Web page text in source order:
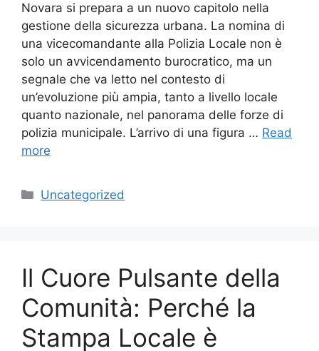
Novara si prepara a un nuovo capitolo nella
gestione della sicurezza urbana. La nomina di
una vicecomandante alla Polizia Locale non è
solo un avvicendamento burocratico, ma un
segnale che va letto nel contesto di
un’evoluzione più ampia, tanto a livello locale
quanto nazionale, nel panorama delle forze di
polizia municipale. L’arrivo di una figura … Read
more
Categories
Uncategorized
Il Cuore Pulsante della
Comunità: Perché la
Stampa Locale è